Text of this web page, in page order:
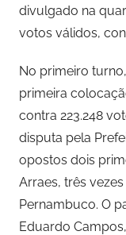
divulgado na
votos válidos,
No primeiro
primeira
contra 223.248
disputa pela
opostos dois
Arraes, três
Pernambuco. O
Eduardo